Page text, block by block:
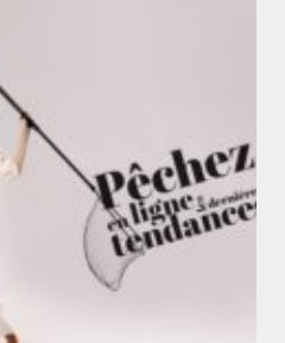
Shopping Center
SHOPS
#rénovation